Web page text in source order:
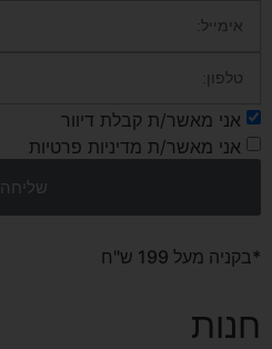
חנות
אני מאשר/ת קבלת דיוור
אני מאשר/ת מדיניות פרטיות
שליחה
*בקניה מעל 199 ש"ח